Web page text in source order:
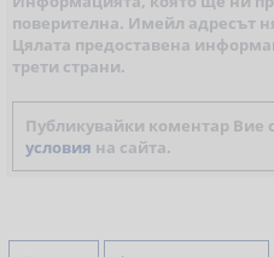
поверителна. Имейл адресът
Цялата предоставена
трети страни.
Публикувайки коментар Вие
условия на сайта.